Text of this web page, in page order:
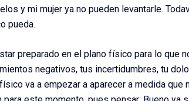
y mi mujer ya no pueden levantarle.
pueda.
preparado en el plano físico para lo que
negativos, tus incertidumbres, tu
va a empezar a aparecer a medida